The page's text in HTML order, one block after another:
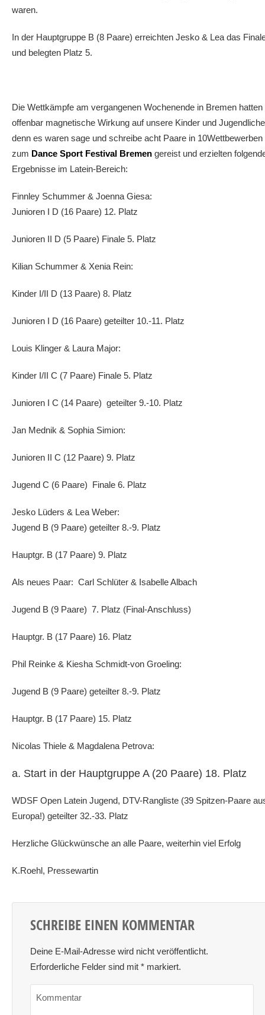
waren.
In der Hauptgruppe B (8 Paare) erreichten Jesko & Lea das
und belegten Platz 5.
Die Wettkämpfe am vergangenen Wochenende in Bremen hatten
offenbar magnetische Wirkung auf unsere Kinder und
denn es waren sage und schreibe acht Paare in 10Wettbewerben
zum Dance Sport Festival Bremen gereist und erzielten
Ergebnisse im Latein-Bereich:
Finnley Schummer & Joenna Giesa:
Junioren I D (16 Paare) 12. Platz
Junioren II D (5 Paare) Finale 5. Platz
Kilian Schummer & Xenia Rein:
Kinder I/II D (13 Paare) 8. Platz
Junioren I D (16 Paare) geteilter 10.-11. Platz
Louis Klinger & Laura Major:
Kinder I/II C (7 Paare) Finale 5. Platz
Junioren I C (14 Paare) geteilter 9.-10. Platz
Jan Mednik & Sophia Simion:
Junioren II C (12 Paare) 9. Platz
Jugend C (6 Paare) Finale 6. Platz
Jesko Lüders & Lea Weber:
Jugend B (9 Paare) geteilter 8.-9. Platz
Hauptgr. B (17 Paare) 9. Platz
Als neues Paar: Carl Schlüter & Isabelle Albach
Jugend B (9 Paare) 7. Platz (Final-Anschluss)
Hauptgr. B (17 Paare) 16. Platz
Phil Reinke & Kiesha Schmidt-von Groeling:
Jugend B (9 Paare) geteilter 8.-9. Platz
Hauptgr. B (17 Paare) 15. Platz
Nicolas Thiele & Magdalena Petrova:
Start in der Hauptgruppe A (20 Paare) 18. Platz
WDSF Open Latein Jugend, DTV-Rangliste (39 Spitzen-Paare
Europa!) geteilter 32.-33. Platz
Herzliche Glückwünsche an alle Paare, weiterhin viel Erfolg
K.Roehl, Pressewartin
SCHREIBE EINEN KOMMENTAR
Deine E-Mail-Adresse wird nicht veröffentlicht.
Erforderliche Felder sind mit * markiert.
Kommentar